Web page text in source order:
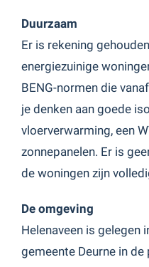
Duurzaam
Er is rekening
energiezuinige
BENG-normen die
je denken aan goede
vloerverwarming, een
zonnepanelen. Er is
de woningen zijn
De omgeving
Helenaveen is gelegen
gemeente Deurne in